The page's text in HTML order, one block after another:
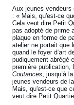
Aux jeunes vendeurs
: « Mais, qu'est-ce
Cela veut dire Petit
pas adopté de prime
plaque en forme de
atelier ne portait que
quand le foyer d’art
pudiquement abrégé
première publication,
Coutances, jusqu’à
jeunes vendeurs de
Mais, qu'est-ce que
veut dire Petit